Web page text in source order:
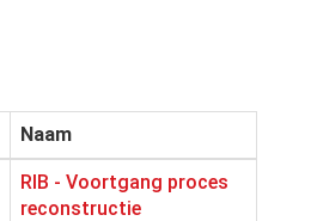
Naam
RIB - Voortgang proces
reconstructie